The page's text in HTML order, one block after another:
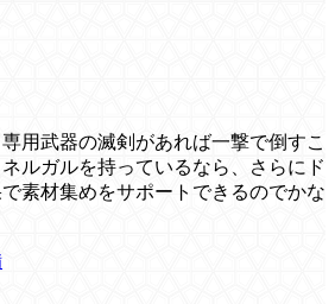
用武器の滅剣があれば一撃で倒すこ
ルガルを持っているなら、さらにド
素材集めをサポートできるのでかな